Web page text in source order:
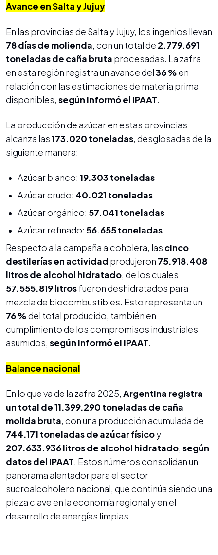
Avance en Salta y Jujuy
En las provincias de Salta y Jujuy, los ingenios llevan
78 días de molienda, con un total de 2.779.691
toneladas de caña bruta procesadas. La zafra
en esta región registra un avance del36 %en
relación con las estimaciones de materia prima
disponibles, según informó el IPAAT.
La producción de azúcar en estas provincias
alcanza las173.020 toneladas, desglosadas de la
siguiente manera:
Azúcar blanco: 19.303 toneladas
Azúcar crudo: 40.021 toneladas
Azúcar orgánico: 57.041 toneladas
Azúcar refinado: 56.655 toneladas
Respecto a la campaña alcoholera, las cinco
destilerías en actividad produjeron 75.918.408
litros de alcohol hidratado, de los cuales
57.555.819 litrosfueron deshidratados para
mezcla de biocombustibles. Esto representa un
76 %del total producido, también en
cumplimiento de los compromisos industriales
asumidos, según informó el IPAAT.
Balance nacional
En lo que va de la zafra 2025, Argentina registra
un total de 11.399.290 toneladas de caña
molida bruta, con una producción acumulada de
744.171 toneladas de azúcar físicoy
207.633.936 litros de alcohol hidratado, según
datos del IPAAT. Estos números consolidan un
panorama alentador para el sector
sucroalcoholero nacional, que continúa siendo una
pieza clave en la economía regional y en el
desarrollo de energías limpias.